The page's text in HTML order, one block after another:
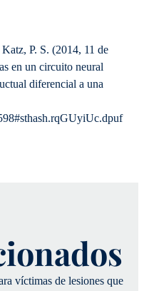
P. S. (2014, 11 de
en un circuito neural
diferencial a una
víctimas de lesiones que